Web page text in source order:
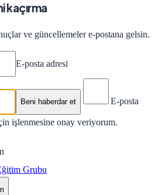
kaçırma
ve güncellemeler e-postana gelsin.
E-posta adresi
Beni haberdar et E-posta
işlenmesine onay veriyorum.
Grubu